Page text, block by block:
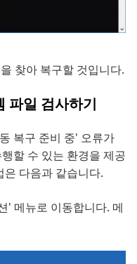
찾아 복구할 것입니다.
파일 검사하기
복구 준비 중' 오류가
할 수 있는 환경을 제공
다음과 같습니다.
' 메뉴로 이동합니다. 메